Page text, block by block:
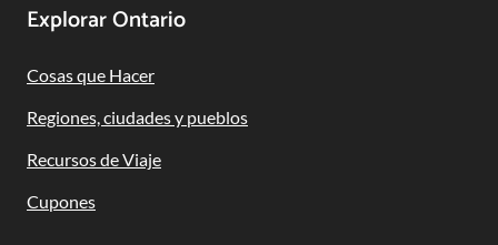
Footer
Navigation
Explorar Ontario
Cosas que Hacer
Regiones, ciudades y pueblos
Recursos de Viaje
Cupones